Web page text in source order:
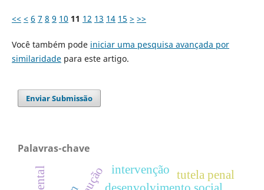
<< < 6 7 8 9 10 11 12 13 14 15 > >>
Você também pode iniciar uma pesquisa avançada por
similaridadepara este artigo.
Enviar Submissão
Palavras-chave
intervenção tutela penal